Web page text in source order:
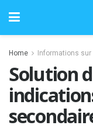
Home Informations
Solution